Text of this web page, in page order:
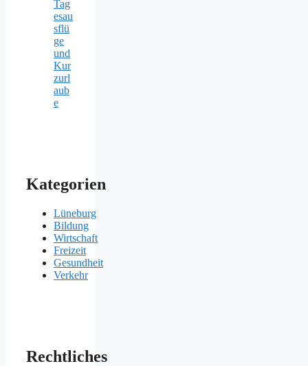
Tag
esau
sflü
ge
und
Kur
zurl
aub
e
Kategorien
Lüneburg
Bildung
Wirtschaft
Freizeit
Gesundheit
Verkehr
Rechtliches